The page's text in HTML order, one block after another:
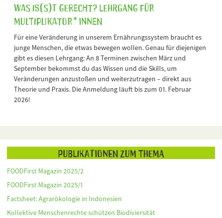
Was is(s)t gerecht? Lehrgang für
Multiplikator*innen
Für eine Veränderung in unserem Ernährungssystem braucht es
junge Menschen, die etwas bewegen wollen. Genau für diejenigen
gibt es diesen Lehrgang: An 8 Terminen zwischen März und
September bekommst du das Wissen und die Skills, um
Veränderungen anzustoßen und weiterzutragen – direkt aus
Theorie und Praxis. Die Anmeldung läuft bis zum 01. Februar
2026!
Publikationen zum Thema
FOODFirst Magazin 2025/2
FOODFirst Magazin 2025/1
Factsheet: Agrarökologie in Indonesien
Kollektive Menschenrechte schützen Biodiviersität